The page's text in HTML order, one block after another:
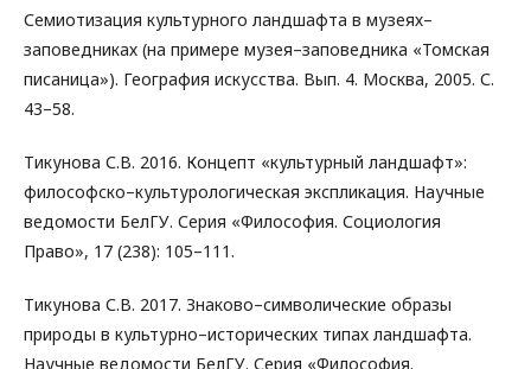
Семиотизация культурного ландшафта в музеях–
заповедниках (на примере музея–заповедника «Томская
писаница»). География искусства. Вып. 4. Москва, 2005. С.
43–58.
Тикунова С.В. 2016. Концепт «культурный ландшафт»:
философско–культурологическая экспликация. Научные
ведомости БелГУ. Серия «Философия. Социология
Право», 17 (238): 105–111.
Тикунова С.В. 2017. Знаково–символические образы
природы в культурно–исторических типах ландшафта.
Научные ведомости БелГУ. Серия «Философия.